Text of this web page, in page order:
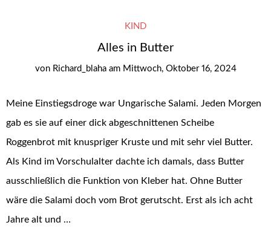
KIND
Alles in Butter
von Richard_blaha am Mittwoch, Oktober 16, 2024
Meine Einstiegsdroge war Ungarische Salami. Jeden Morgen
gab es sie auf einer dick abgeschnittenen Scheibe
Roggenbrot mit knuspriger Kruste und mit sehr viel Butter.
Als Kind im Vorschulalter dachte ich damals, dass Butter
ausschließlich die Funktion von Kleber hat. Ohne Butter
wäre die Salami doch vom Brot gerutscht. Erst als ich acht
Jahre alt und …